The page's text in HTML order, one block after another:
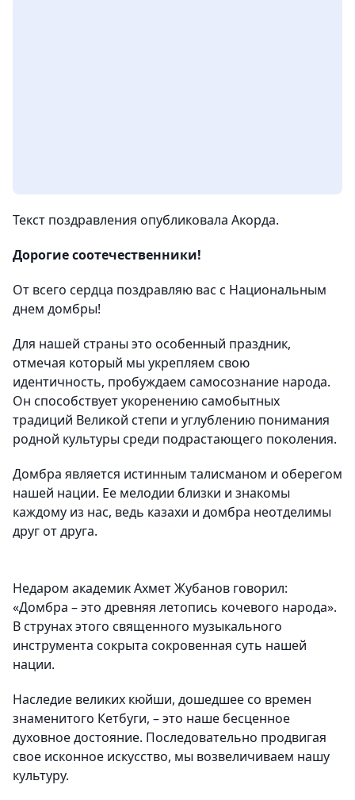
Текст поздравления опубликовала Акорда.
Дорогие соотечественники!
От всего сердца поздравляю вас с Национальным
днем домбры!
Для нашей страны это особенный праздник,
отмечая который мы укрепляем свою
идентичность, пробуждаем самосознание народа.
Он способствует укоренению самобытных
традиций Великой степи и углублению понимания
родной культуры среди подрастающего поколения.
Домбра является истинным талисманом и оберегом
нашей нации. Ее мелодии близки и знакомы
каждому из нас, ведь казахи и домбра неотделимы
друг от друга.
Недаром академик Ахмет Жубанов говорил:
«Домбра – это древняя летопись кочевого народа».
В струнах этого священного музыкального
инструмента сокрыта сокровенная суть нашей
нации.
Наследие великих кюйши, дошедшее со времен
знаменитого Кетбуги, – это наше бесценное
духовное достояние. Последовательно продвигая
свое исконное искусство, мы возвеличиваем нашу
культуру.